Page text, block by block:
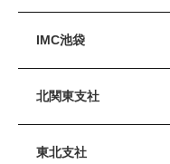
IMC池袋
北関東支社
東北支社